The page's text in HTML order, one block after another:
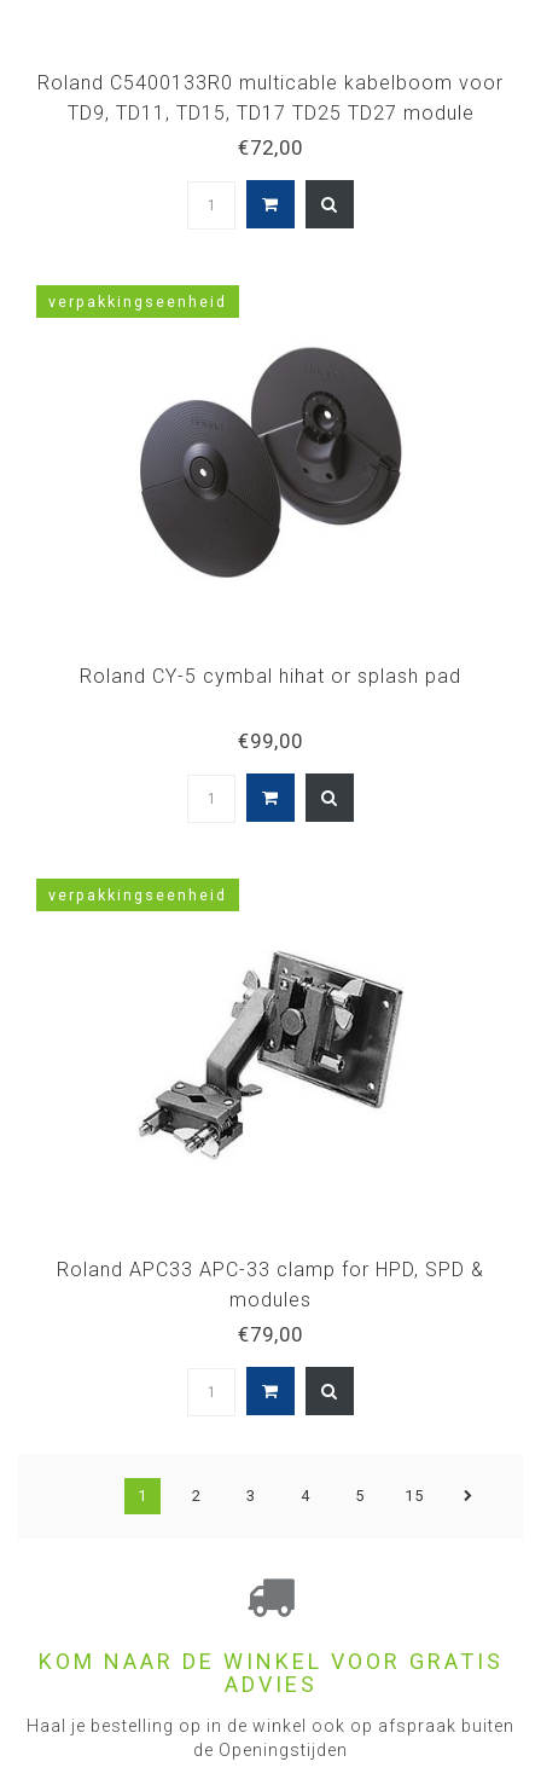
Roland C5400133R0 multicable kabelboom voor
TD9, TD11, TD15, TD17 TD25 TD27 module
multikabel 5100061227
€72,00
verpakkingseenheid
Roland CY-5 cymbal hihat or splash pad
€99,00
verpakkingseenheid
Roland APC33 APC-33 clamp for HPD, SPD &
modules
€79,00
1 2 3 4 5 15
KOM NAAR DE WINKEL VOOR GRATIS
ADVIES
Haal je bestelling op in de winkel ook op afspraak buiten
de Openingstijden